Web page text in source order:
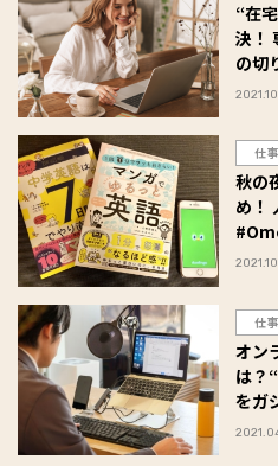
“在
決！
の切
ン術
仕
秋の
め！
仕
オン
は？
をガ